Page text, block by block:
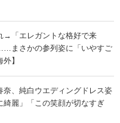
→「エレガントな格好で来
まさかの参列姿に「いやすご
】
奈、純白ウエディングドレス姿
綺麗」「この笑顔が切なすぎ